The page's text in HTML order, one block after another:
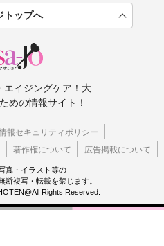
トップへ
エイジングケア！大
めの情報サイト！
報セキュリティポリシー
著作権について 広告掲載について
真・イラスト等の
断複写・転載を禁じます。
Rights Reserved.